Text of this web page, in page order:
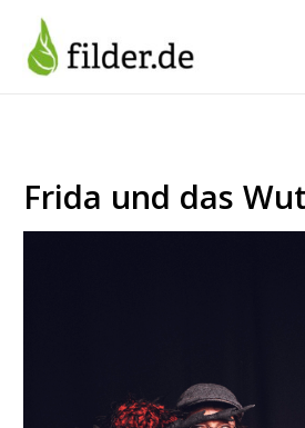
Inhalt
springen
Frida und das Wut